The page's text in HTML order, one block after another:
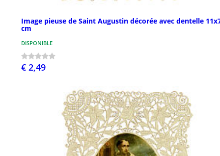
Image pieuse de Saint Augustin décorée avec dentelle
cm
DISPONIBLE
€ 2,49